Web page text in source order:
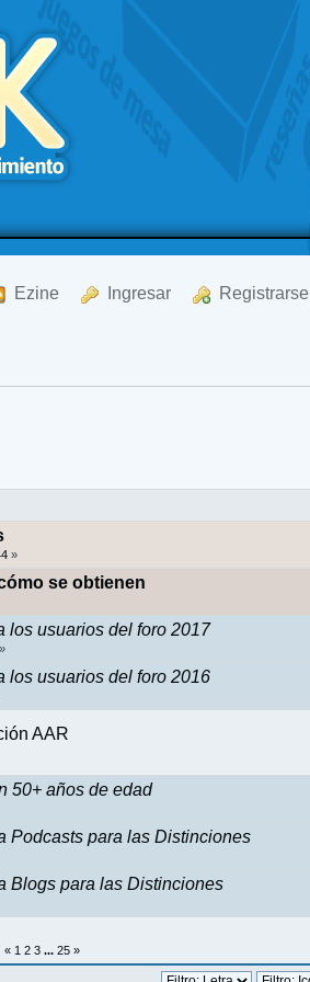
Ezine Ingresar Registrarse
»
se obtienen
los usuarios del foro 2017
»
los usuarios del foro 2016
AAR
50+ años de edad
Podcasts para las Distinciones
Blogs para las Distinciones
« 1 2 3 ...25 »